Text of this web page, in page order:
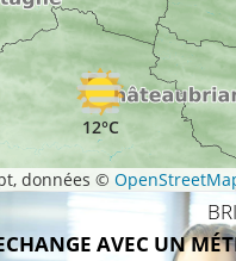
12°C
données ©
AVEC UN